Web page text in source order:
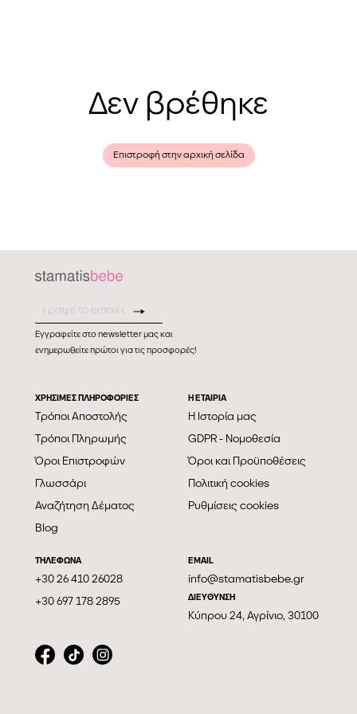
Δεν βρέθηκε
Επιστροφή στην αρχική σελίδα
Εγγραφείτε στο newsletter μας και
ενημερωθείτε πρώτοι για τις προσφορές!
ΧΡΗΣΙΜΕΣ ΠΛΗΡΟΦΟΡΙΕΣ
Τρόποι Αποστολής
Τρόποι Πληρωμής
Όροι Επιστροφών
Γλωσσάρι
Αναζήτηση Δέματος
Blog
Η ΕΤΑΙΡΊΑ
Η Ιστορία μας
GDPR - Νομοθεσία
Όροι και Προϋποθέσεις
Πολιτική cookies
Ρυθμίσεις cookies
ΤΗΛΕΦΩΝΑ
+30 26 410 26028
+30 697 178 2895
EMAIL
info@stamatisbebe.gr
ΔΙΕΥΘΥΝΣΗ
Κύπρου 24, Αγρίνιο, 30100